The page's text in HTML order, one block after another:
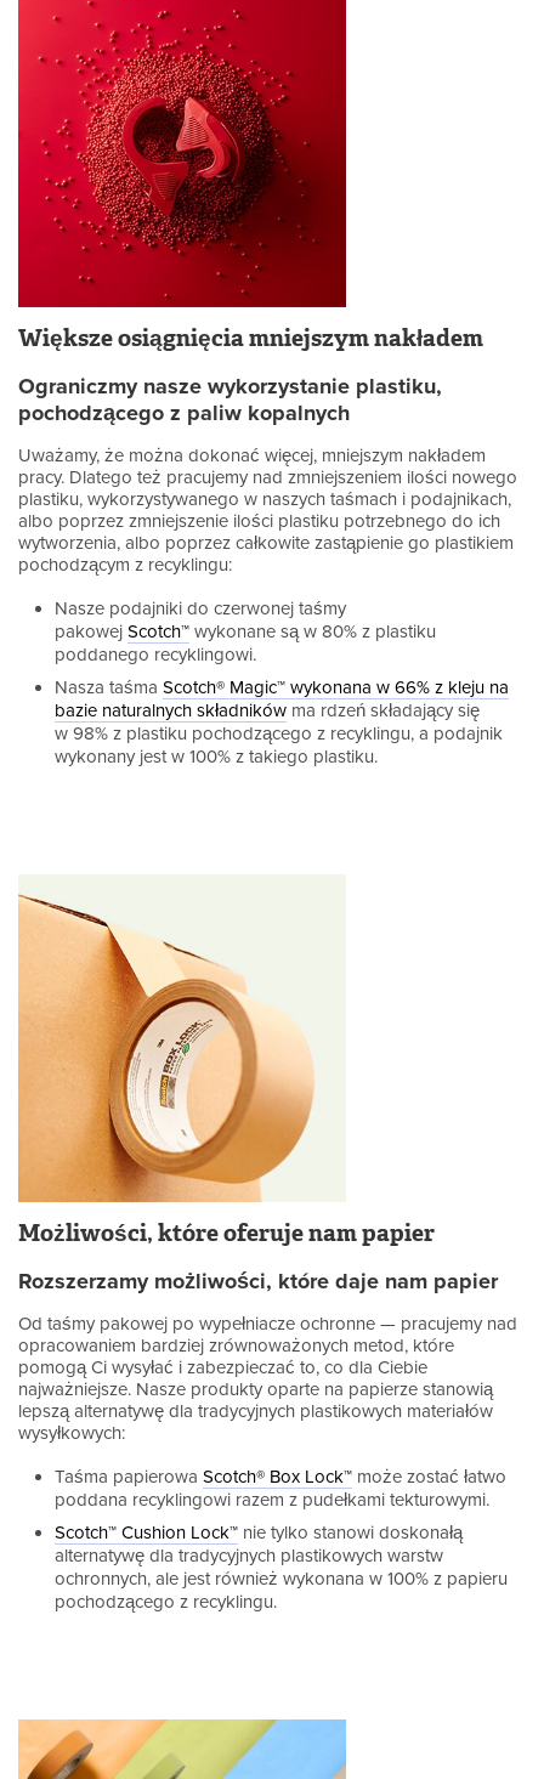
Większe osiągnięcia mniejszym nakładem
Ograniczmy nasze wykorzystanie plastiku,
pochodzącego z paliw kopalnych
Uważamy, że można dokonać więcej, mniejszym nakładem
pracy. Dlatego też pracujemy nad zmniejszeniem ilości nowego
plastiku, wykorzystywanego w naszych taśmach i podajnikach,
albo poprzez zmniejszenie ilości plastiku potrzebnego do ich
wytworzenia, albo poprzez całkowite zastąpienie go plastikiem
pochodzącym z recyklingu:
Nasze podajniki do czerwonej taśmy
pakowej Scotch™ wykonane są w 80% z plastiku
poddanego recyklingowi.
Nasza taśma Scotch® Magic™ wykonana w 66% z kleju na
bazie naturalnych składników ma rdzeń składający się
w 98% z plastiku pochodzącego z recyklingu, a podajnik
wykonany jest w 100% z takiego plastiku.
Możliwości, które oferuje nam papier
Rozszerzamy możliwości, które daje nam papier
Od taśmy pakowej po wypełniacze ochronne — pracujemy nad
opracowaniem bardziej zrównoważonych metod, które
pomogą Ci wysyłać i zabezpieczać to, co dla Ciebie
najważniejsze. Nasze produkty oparte na papierze stanowią
lepszą alternatywę dla tradycyjnych plastikowych materiałów
wysyłkowych:
Taśma papierowa Scotch® Box Lock™ może zostać łatwo
poddana recyklingowi razem z pudełkami tekturowymi.
Scotch™ Cushion Lock™ nie tylko stanowi doskonałą
alternatywę dla tradycyjnych plastikowych warstw
ochronnych, ale jest również wykonana w 100% z papieru
pochodzącego z recyklingu.